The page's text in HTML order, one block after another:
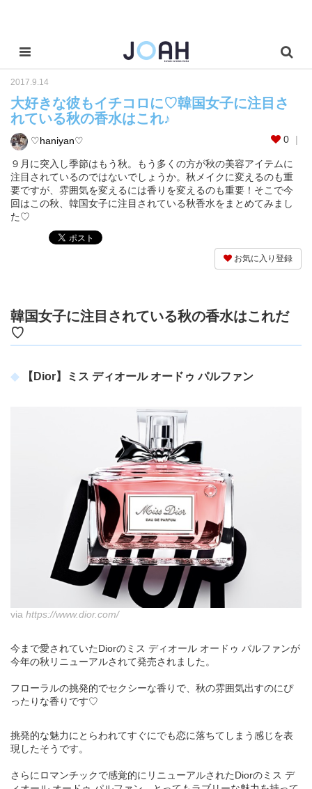
2017.9.14
大好きな彼もイチコロに♡韓国女子に注目さ
れている秋の香水はこれ♪
♡haniyan♡ 0
９月に突入し季節はもう秋。もう多くの方が秋の美容アイテムに
注目されているのではないでしょうか。秋メイクに変えるのも重
要ですが、雰囲気を変えるには香りを変えるのも重要！そこで今
回はこの秋、韓国女子に注目されている秋香水をまとめてみまし
た♡
お気に入り登録
韓国女子に注目されている秋の香水はこれだ
♡
【Dior】ミス ディオール オードゥ パルファン
via https://www.dior.com/
今まで愛されていたDiorのミス ディオール オードゥ パルファンが
今年の秋リニューアルされて発売されました。
フローラルの挑発的でセクシーな香りで、秋の雰囲気出すのにぴ
ったりな香りです♡
挑発的な魅力にとらわれてすぐにでも恋に落ちてしまう感じを表
現したそうです。
さらにロマンチックで感覚的にリニューアルされたDiorのミス デ